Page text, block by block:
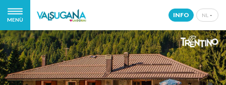
MENÙ
NL
EN
DE
NL
INFO